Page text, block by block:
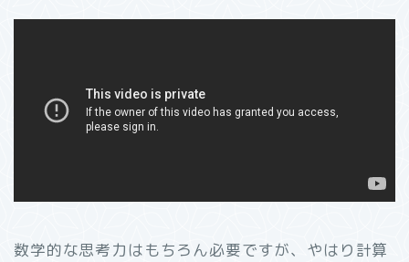
数学的な思考力はもちろん必要ですが、やはり計算